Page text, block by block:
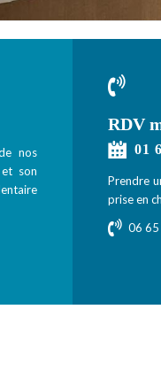
nos
et son
RDV
01
Prendre
prise en
06